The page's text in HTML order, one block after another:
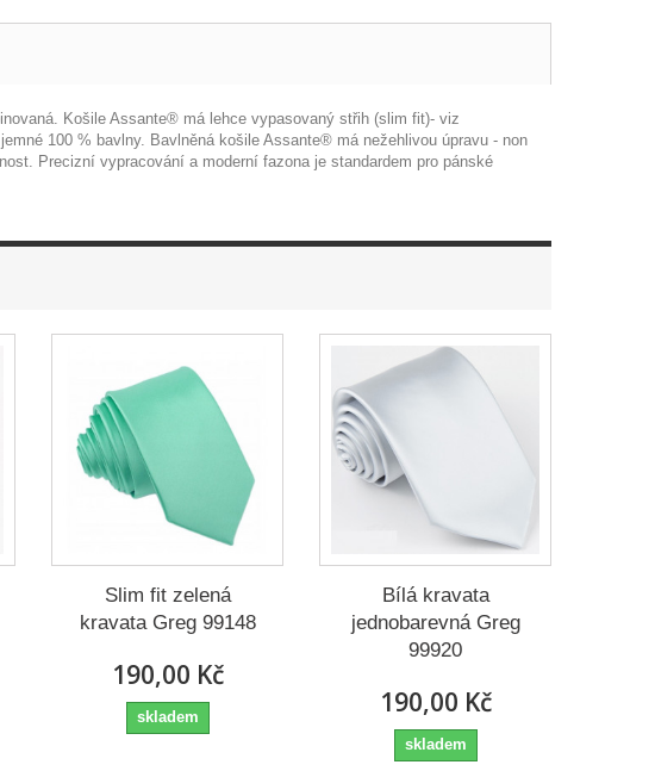
Košile Assante® má lehce vypasovaný střih (slim fit)- viz
100 % bavlny. Bavlněná košile Assante® má nežehlivou úpravu - non
Precizní vypracování a moderní fazona je standardem pro pánské
Slim fit zelená
kravata Greg 99148
190,00 Kč
skladem
Bílá kravata
jednobarevná Greg
99920
190,00 Kč
skladem